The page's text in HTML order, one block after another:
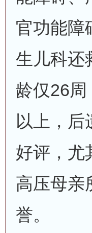
官功能障
生儿科还
龄仅26周
以上，
好评，尤
高压母亲
誉。